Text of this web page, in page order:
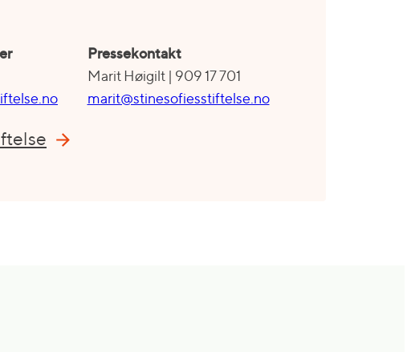
Pressekontakt
Marit Høigilt | 909 17 701
marit@stinesofiesstiftelse.no